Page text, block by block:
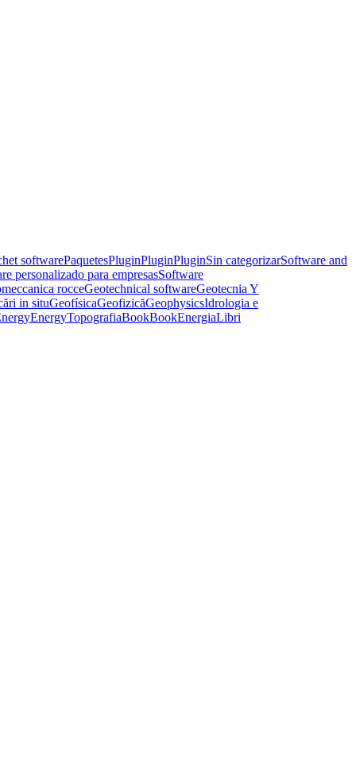
softwarePaquetesPluginPluginPluginSin categorizarSoftware and
personalizado para empresasSoftware
rocceGeotechnical softwareGeotecnia Y
in situGeofísicaGeofizicăGeophysicsIdrologia e
EnergyTopografiaBookBookEnergiaLibri